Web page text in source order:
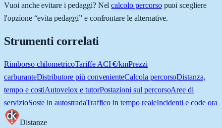
Vuoi anche evitare i pedaggi? Nel calcolo percorso puoi scegliere
l'opzione “evita pedaggi” e confrontare le alternative.
Strumenti correlati
Rimborso chilometricoTariffe ACI €/kmPrezzi
carburanteDistributore più convenienteCalcola percorsoDistanza,
tempo e costiAutovelox e tutorPostazioni sul percorsoAree di
servizioSoste in autostradaTraffico in tempo realeIncidenti e code ora
Distanze